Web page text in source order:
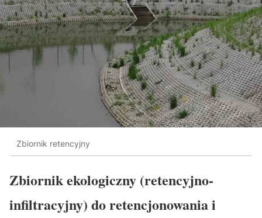
Zbiornik retencyjny
Zbiornik ekologiczny (retencyjno-
infiltracyjny) do retencjonowania i